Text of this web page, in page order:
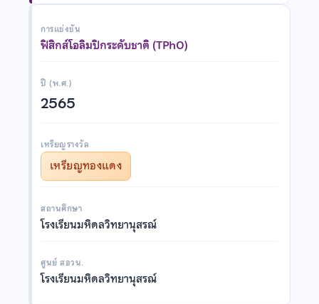
การแข่งขัน
ฟิสิกส์โอลิมปิกระดับชาติ (TPhO)
ปี (พ.ศ.)
2565
เหรียญรางวัล
เหรียญทองแดง
สถานศึกษา
โรงเรียนมหิดลวิทยานุสรณ์
ศูนย์ สอวน.
โรงเรียนมหิดลวิทยานุสรณ์